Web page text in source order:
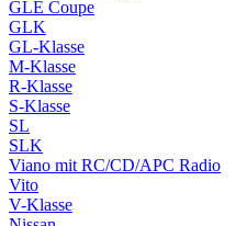
GLE Coupe
GLK
GL-Klasse
M-Klasse
R-Klasse
S-Klasse
SL
SLK
Viano mit RC/CD/APC Radio
Vito
V-Klasse